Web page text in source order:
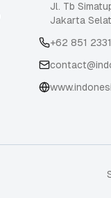
Jl. Tb
Jakarta
+62 851